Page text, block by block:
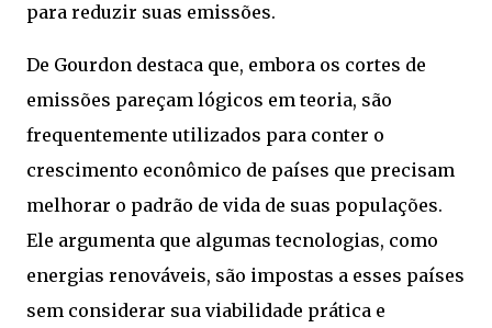
para reduzir suas emissões.
De Gourdon destaca que, embora os cortes de
emissões pareçam lógicos em teoria, são
frequentemente utilizados para conter o
crescimento econômico de países que precisam
melhorar o padrão de vida de suas populações.
Ele argumenta que algumas tecnologias, como
energias renováveis, são impostas a esses países
sem considerar sua viabilidade prática e